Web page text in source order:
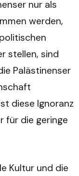
nur als
werden,
stellen, sind
Palästinenser
diese Ignoranz
für die geringe
Kultur und die